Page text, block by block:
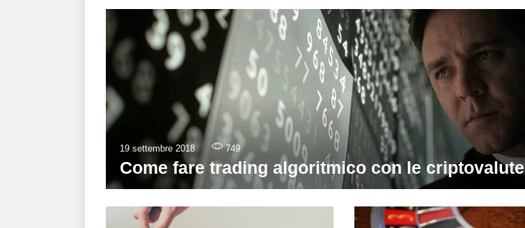
19 settembre 2018 749
Come fare trading algoritmico con le criptovalute